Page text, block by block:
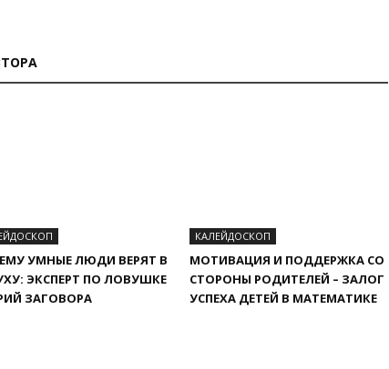
УМНЫЕ ЛЮДИ ВЕРЯТ В
ЭКСПЕРТ ПО ЛОВУШКЕ
ЗАГОВОРА
КАЛЕЙДОСКОП
МОТИВАЦИЯ И ПОДДЕРЖКА СО
СТОРОНЫ РОДИТЕЛЕЙ – ЗАЛОГ
УСПЕХА ДЕТЕЙ В МАТЕМАТИКЕ